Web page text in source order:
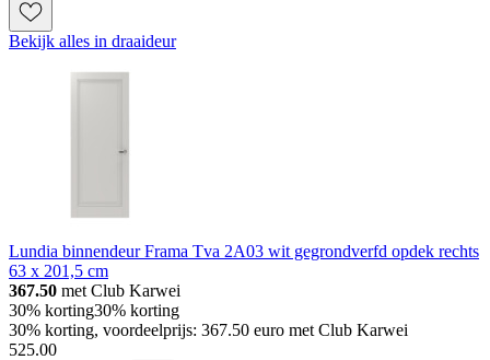
Bekijk alles in draaideur
Lundia binnendeur Frama Tva 2A03 wit gegrondverfd opdek rechts
63 x 201,5 cm
367.50 met Club Karwei
30% korting30% korting
30% korting, voordeelprijs: 367.50 euro met Club Karwei
525.00